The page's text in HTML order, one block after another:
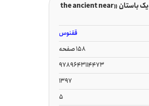
مشخصات کتاب خاور نزدیک باستان «the ancient near
ققنوس
158 صفحه
9789643114473
1397
5